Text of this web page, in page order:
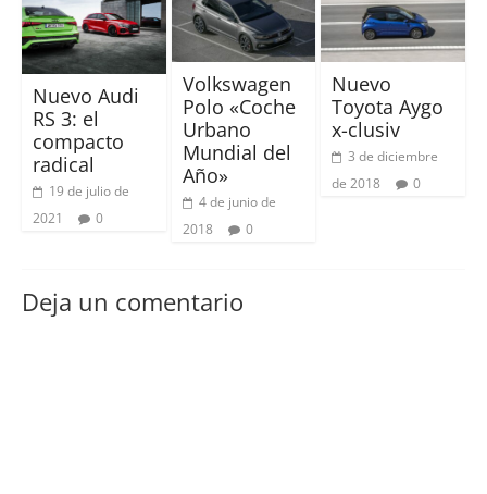
Nuevo Audi
RS 3: el
compacto
radical
19 de julio de
2021
0
Volkswagen
Polo «Coche
Urbano
Mundial del
Año»
4 de junio de
2018
0
Nuevo
Toyota Aygo
x-clusiv
3 de diciembre
de 2018
0
Deja un comentario